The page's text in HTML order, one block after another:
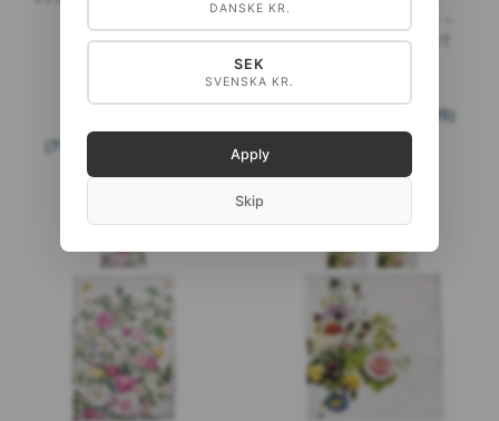
799,20 DKK
KOMMER IGEN SLUT
U/MOMS )
DANSKE KR.
SEK
SVENSKA KR.
Apply
Skip